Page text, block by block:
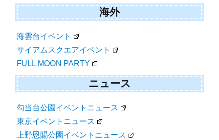
海外
海雲台イベント
サイアムスクエアイベント
FULL MOON PARTY
ニュース
勾当台公園イベントニュース
東京イベントニュース
上野恩賜公園イベントニュース